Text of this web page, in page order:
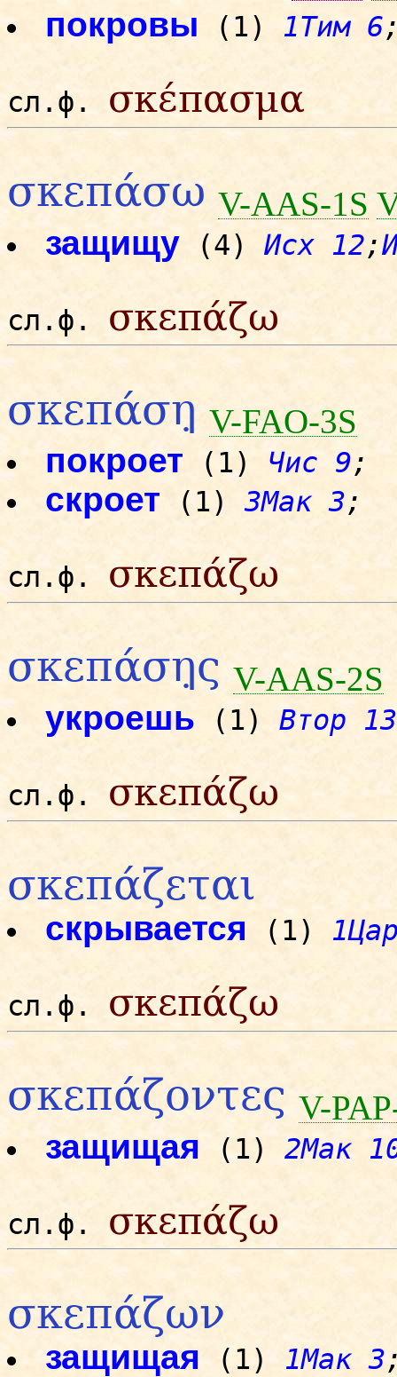
покровы (1) 1Тим 6
сл.ф. σκέπασμα
σκεπάσω V-AAS-1S
защищу(4) Исх 12;
сл.ф. σκεπάζω
σκεπάση̣ V-FAO-3S
покроет (1) Чис 9;
скроет (1)3Мак 3;
сл.ф. σκεπάζω
σκεπάση̣ς V-AAS-2S
укроешь (1) Втор 13
сл.ф. σκεπάζω
σκεπάζεται
скрывается (1)
сл.ф. σκεπάζω
σκεπάζοντες V-
защищая (1) 2Мак
сл.ф. σκεπάζω
σκεπάζων
защищая (1) 1Мак 3